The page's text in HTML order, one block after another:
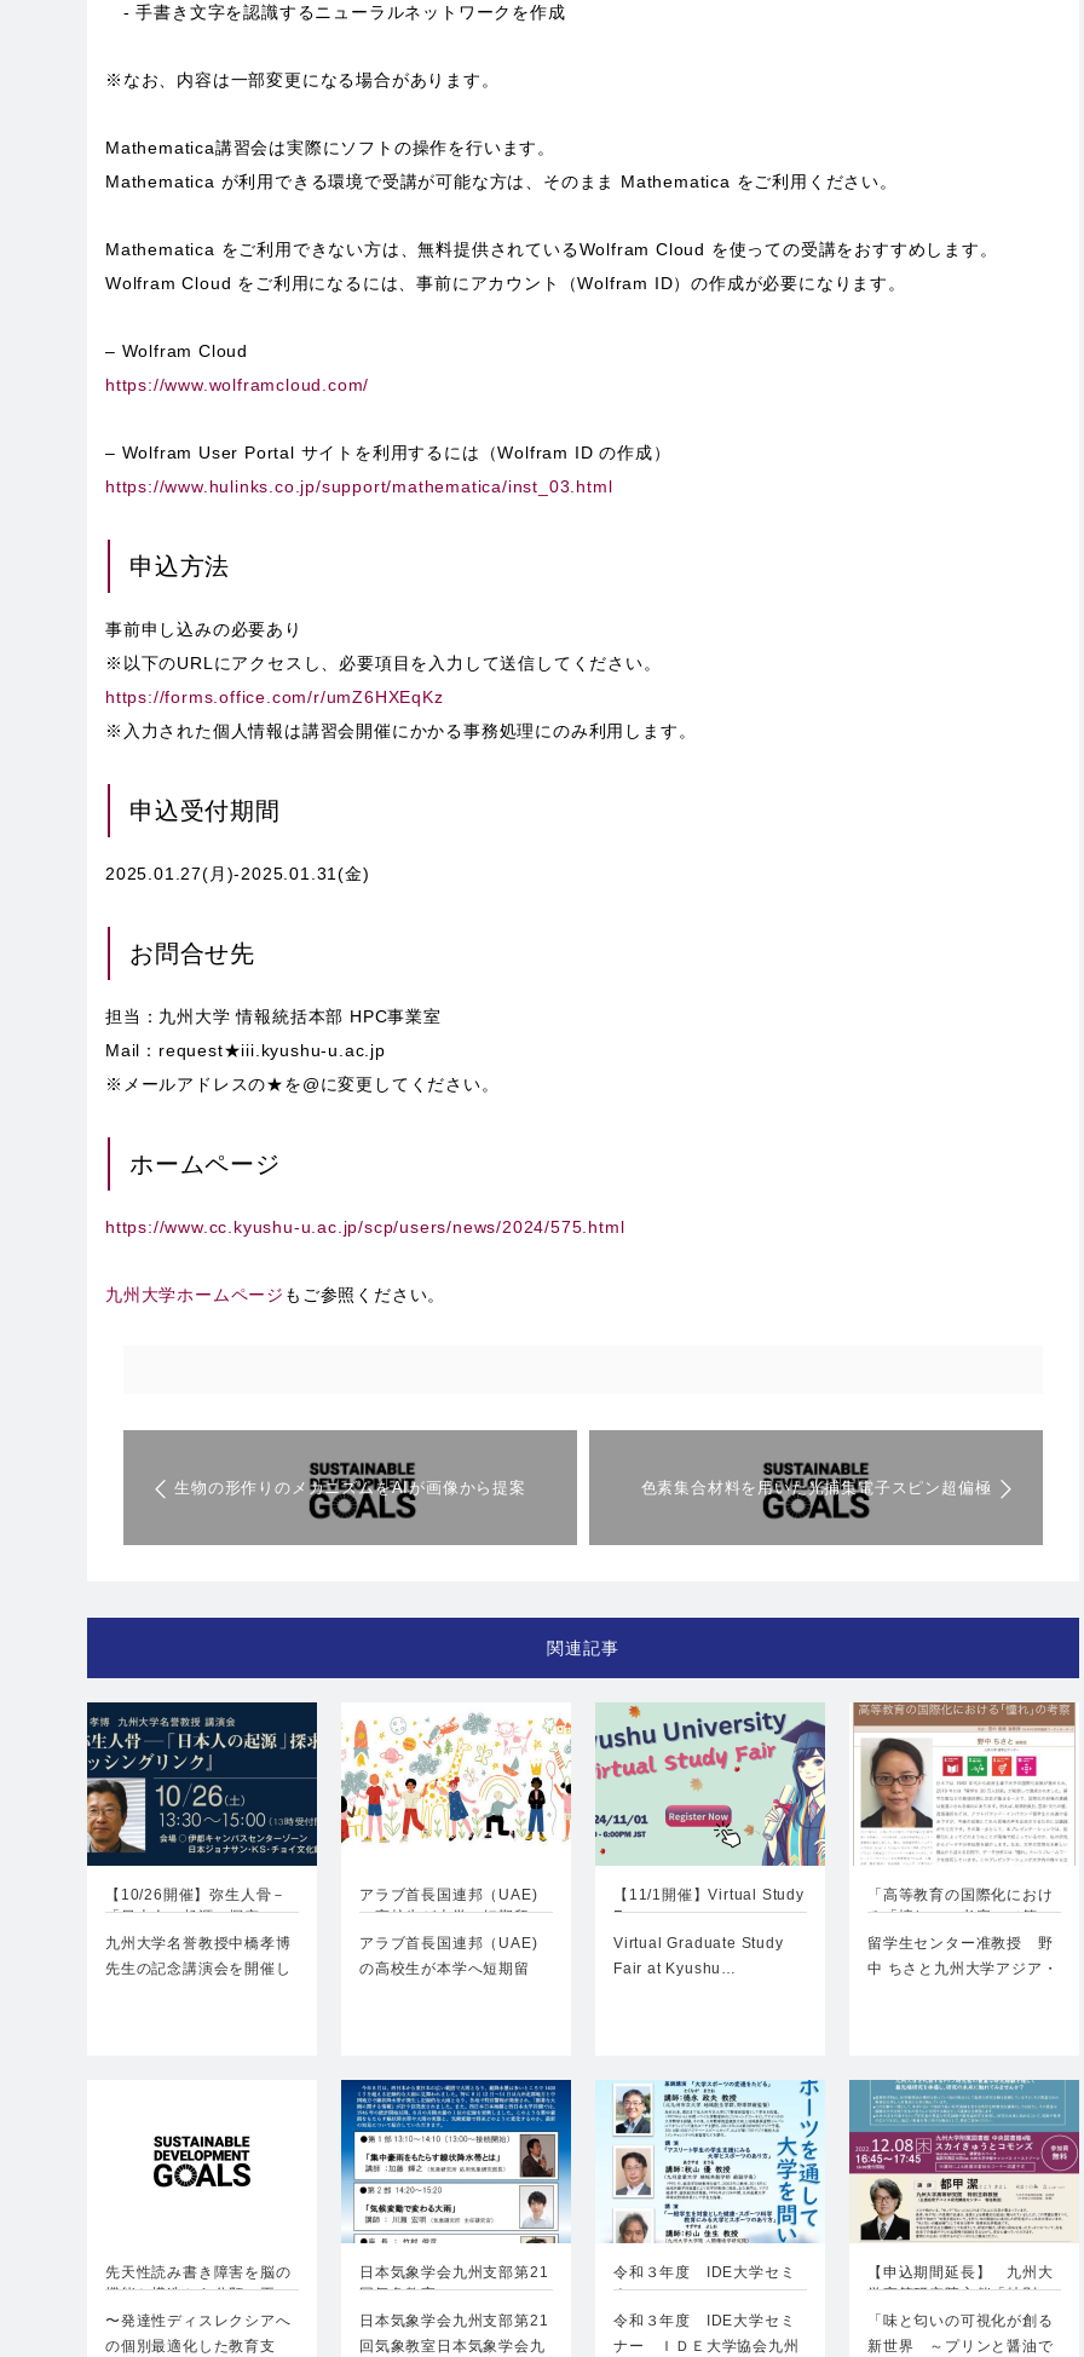
- 手書き文字を認識するニューラルネットワークを作成
※なお、内容は一部変更になる場合があります。
Mathematica講習会は実際にソフトの操作を行います。
Mathematica が利用できる環境で受講が可能な方は、そのまま Mathematica をご利用ください。
Mathematica をご利用できない方は、無料提供されているWolfram Cloud を使っての受講をおすすめします。
Wolfram Cloud をご利用になるには、事前にアカウント（Wolfram ID）の作成が必要になります。
– Wolfram Cloud
https://www.wolframcloud.com/
– Wolfram User Portal サイトを利用するには（Wolfram ID の作成）
https://www.hulinks.co.jp/support/mathematica/inst_03.html
申込方法
事前申し込みの必要あり
※以下のURLにアクセスし、必要項目を入力して送信してください。
https://forms.office.com/r/umZ6HXEqKz
※入力された個人情報は講習会開催にかかる事務処理にのみ利用します。
申込受付期間
2025.01.27(月)-2025.01.31(金)
お問合せ先
担当：九州大学 情報統括本部 HPC事業室
Mail：request★iii.kyushu-u.ac.jp
※メールアドレスの★を@に変更してください。
ホームページ
https://www.cc.kyushu-u.ac.jp/scp/users/news/2024/575.html
九州大学ホームページ もご参照ください。
生物の形作りのメカニズムをAIが画像から提案 色素集合材料を用いた光捕集電子スピン超偏極
関連記事
【10/26開催】弥生人骨－
「日本人の起源」探究…
九州大学名誉教授中橋孝博
先生の記念講演会を開催し
アラブ首長国連邦（UAE)
の高校生が本学へ短期留…
アラブ首長国連邦（UAE)
の高校生が本学へ短期留
【11/1開催】Virtual Study
Fa…
Virtual Graduate Study
Fair at Kyushu…
「高等教育の国際化におけ
る「憧れ」の考察」（第
4…
留学生センター准教授 野
中 ちさと九州大学アジア・
先天性読み書き障害を脳の
機能と構造から分類・再
現…
〜発達性ディスレクシアへ
の個別最適化した教育支
日本気象学会九州支部第21
回気象教室
日本気象学会九州支部第21
回気象教室日本気象学会九
令和３年度 IDE大学セミ
ナー
令和３年度 IDE大学セミ
ナー ＩＤＥ大学協会九州
【申込期間延長】 九州大
学高等研究院主催「特別
主…
「味と匂いの可視化が創る
新世界 ～プリンと醤油で